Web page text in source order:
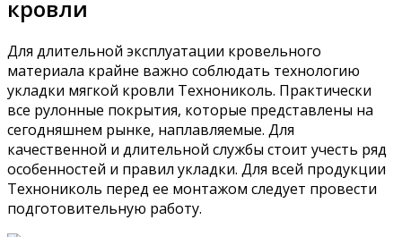
кровли
Для длительной эксплуатации кровельного
материала крайне важно соблюдать технологию
укладки мягкой кровли Технониколь. Практически
все рулонные покрытия, которые представлены на
сегодняшнем рынке, наплавляемые. Для
качественной и длительной службы стоит учесть ряд
особенностей и правил укладки. Для всей продукции
Технониколь перед ее монтажом следует провести
подготовительную работу.